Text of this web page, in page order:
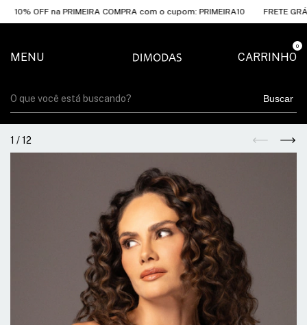
na PRIMEIRA COMPRA com o cupom: PRIMEIRA10 FRETE GRÁTIS A
MENU CARRINHO
0
Buscar
1 /12